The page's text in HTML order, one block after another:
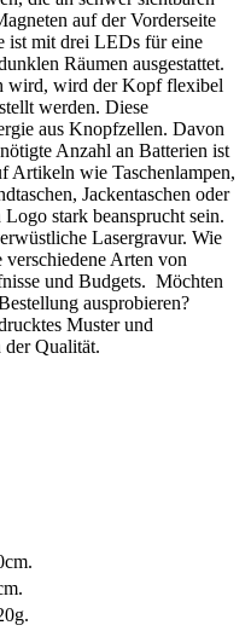
auf der Vorderseite
ist mit drei LEDs für eine
Räumen ausgestattet.
wird, wird der Kopf flexibel
werden. Diese
aus Knopfzellen. Davon
Anzahl an Batterien ist
Artikeln wie Taschenlampen,
Jackentaschen oder
stark beansprucht sein.
Lasergravur. Wie
verschiedene Arten von
und Budgets. Möchten
ausprobieren?
Muster und
der Qualität.